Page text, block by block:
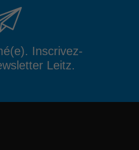
Inscrivez-
Leitz.